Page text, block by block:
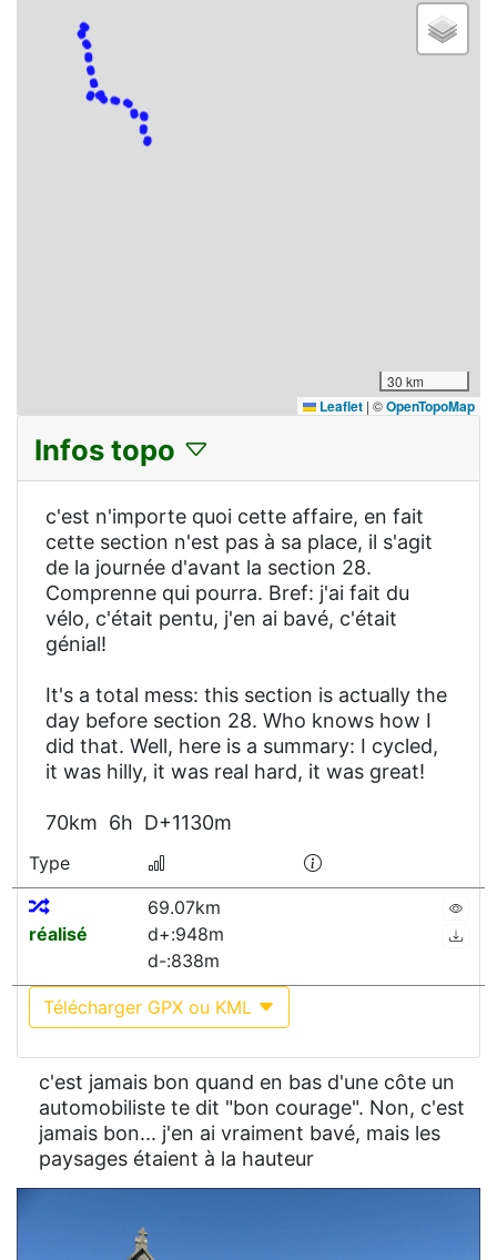
30 km
Leaflet | ©OpenTopoMap
Infos topo
c'est n'importe quoi cette affaire, en fait
cette section n'est pas à sa place, il s'agit
de la journée d'avant la section 28.
Comprenne qui pourra. Bref: j'ai fait du
vélo, c'était pentu, j'en ai bavé, c'était
génial!
It's a total mess: this section is actually the
day before section 28. Who knows how I
did that. Well, here is a summary: I cycled,
it was hilly, it was real hard, it was great!
70km 6h D+1130m
Type
réalisé
69.07km
d+:948m
d-:838m
Télécharger GPX ou KML
c'est jamais bon quand en bas d'une côte un
automobiliste te dit "bon courage". Non, c'est
jamais bon... j'en ai vraiment bavé, mais les
paysages étaient à la hauteur